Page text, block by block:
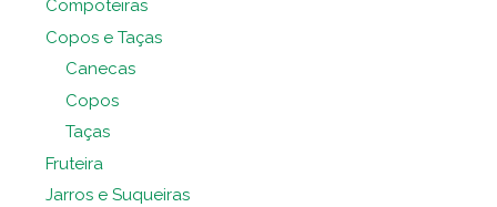
Compoteiras
Copos e Taças
Canecas
Copos
Taças
Fruteira
Jarros e Suqueiras